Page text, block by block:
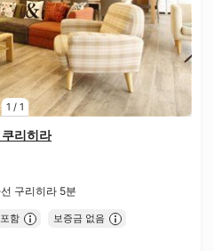
1 / 1
리히라
구리히라 5분
함 보증금 없음